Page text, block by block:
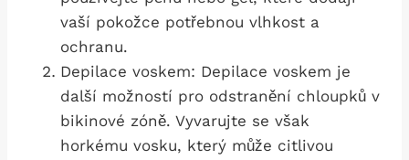
vaší​ pokožce potřebnou vlhkost a
ochranu.
Depilace voskem: Depilace voskem je ​
další ‌možností pro odstranění chloupků v⁣
bikinové zóně. Vyvarujte se však
horkému‍ vosku,⁤ který může citlivou